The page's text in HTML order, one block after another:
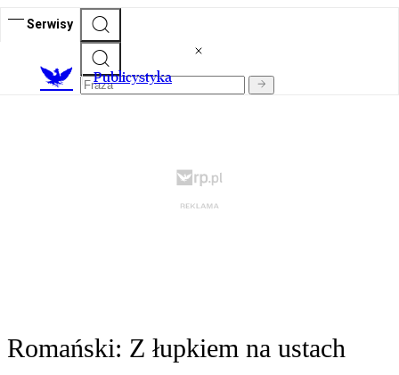
Serwisy
Publicystyka
Romański: Z łupkiem na ustach